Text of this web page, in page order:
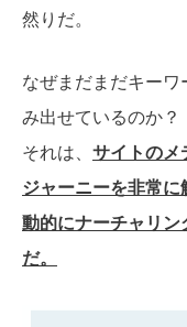
然りだ。
なぜまだまだキー
み出せているのか？
それは、 サイトのメ
ジャーニーを非常に
動的にナーチャリン
だ。